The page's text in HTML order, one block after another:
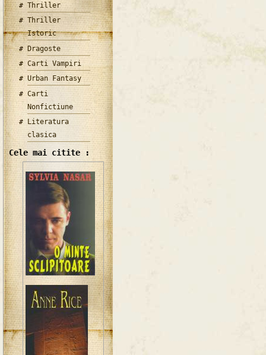
Thriller
Thriller
Istoric
Dragoste
Carti Vampiri
Urban Fantasy
Carti
Nonfictiune
Literatura
clasica
Cele mai citite :